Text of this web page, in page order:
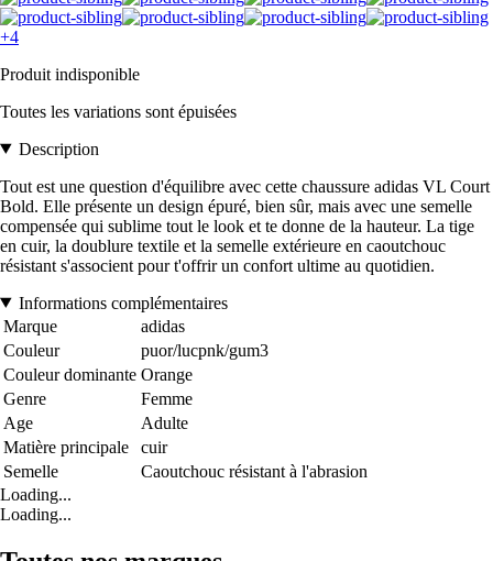
+4
Produit indisponible
Toutes les variations sont épuisées
Description
Tout est une question d'équilibre avec cette chaussure adidas VL Court
Bold. Elle présente un design épuré, bien sûr, mais avec une semelle
compensée qui sublime tout le look et te donne de la hauteur. La tige
en cuir, la doublure textile et la semelle extérieure en caoutchouc
résistant s'associent pour t'offrir un confort ultime au quotidien.
Informations complémentaires
Marque
adidas
Couleur
puor/lucpnk/gum3
Couleur dominante Orange
Genre
Femme
Age
Adulte
Matière principale
cuir
Semelle
Caoutchouc résistant à l'abrasion
Loading...
Loading...